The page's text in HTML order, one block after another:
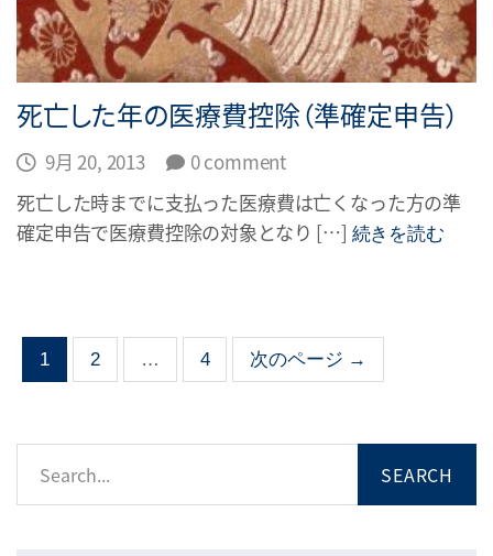
死亡した年の医療費控除（準確定申告）
9月 20, 2013
0 comment
死亡した時までに支払った医療費は亡くなった方の準
確定申告で医療費控除の対象となり […] 続きを読む
1 2 … 4 次のページ →